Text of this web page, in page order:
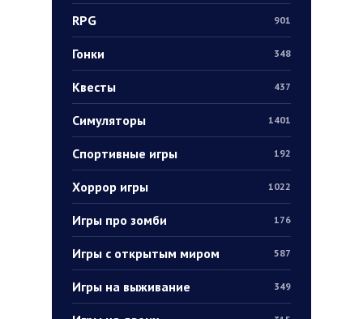
RPG 901
Гонки 348
Квесты 437
Симуляторы 1401
Спортивные игры 192
Хоррор игры 1022
Игры про зомби 176
Игры с открытым миром 587
Игры на выживание 349